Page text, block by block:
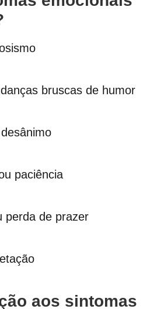
bruscas de humor
paciência
perda de prazer
aos sintomas